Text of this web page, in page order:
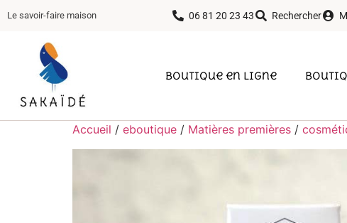
Le savoir-faire maison 06 81 20 23 43 Rechercher
Boutique en ligne
Accueil / eboutique / Matières premières /